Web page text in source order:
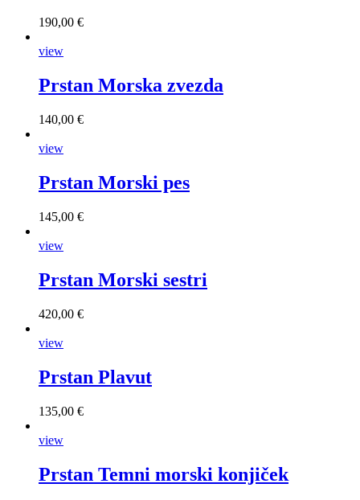
190,00 €
view
Prstan Morska zvezda
140,00 €
view
Prstan Morski pes
145,00 €
view
Prstan Morski sestri
420,00 €
view
Prstan Plavut
135,00 €
view
Prstan Temni morski konjiček